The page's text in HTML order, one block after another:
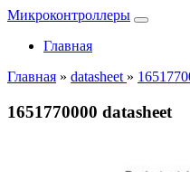
Микроконтроллеры
Главная
Главная » datasheet »
1651770000 datasheet